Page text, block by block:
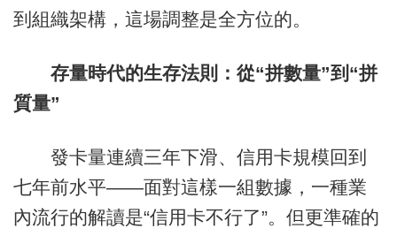
到組織架構，這場調整是全方位的。
存量時代的生存法則：從“拼數量”到“拼
質量”
發卡量連續三年下滑、信用卡規模回到
七年前水平——面對這樣一組數據，一種業
內流行的解讀是“信用卡不行了”。但更準確的